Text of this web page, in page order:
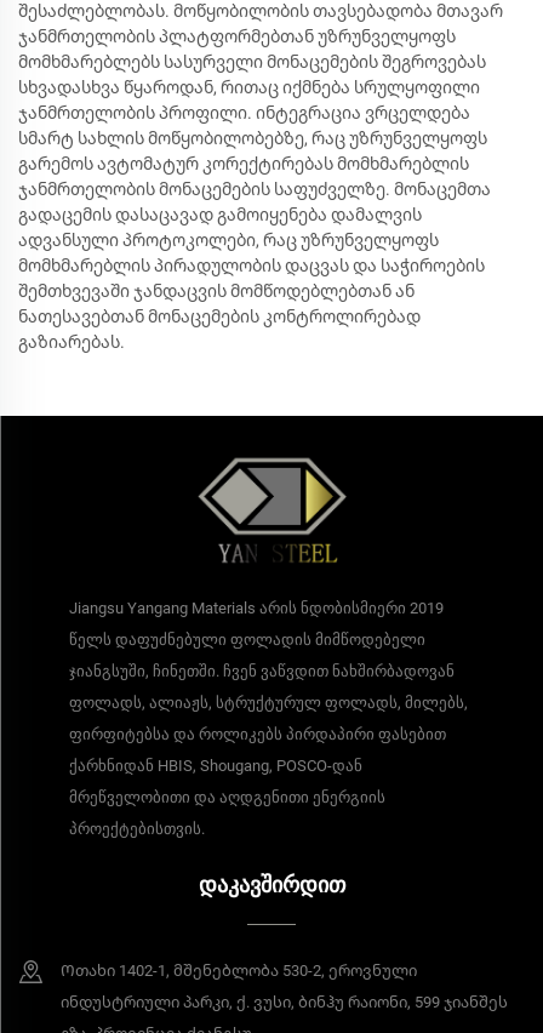
შესაძლებლობას. მოწყობილობის თავსებადობა მთავარ
ჯანმრთელობის პლატფორმებთან უზრუნველყოფს
მომხმარებლებს სასურველი მონაცემების შეგროვებას
სხვადასხვა წყაროდან, რითაც იქმნება სრულყოფილი
ჯანმრთელობის პროფილი. ინტეგრაცია ვრცელდება
სმარტ სახლის მოწყობილობებზე, რაც უზრუნველყოფს
გარემოს ავტომატურ კორექტირებას მომხმარებლის
ჯანმრთელობის მონაცემების საფუძველზე. მონაცემთა
გადაცემის დასაცავად გამოიყენება დამალვის
ადვანსული პროტოკოლები, რაც უზრუნველყოფს
მომხმარებლის პირადულობის დაცვას და საჭიროების
შემთხვევაში ჯანდაცვის მომწოდებლებთან ან
ნათესავებთან მონაცემების კონტროლირებად
გაზიარებას.
Jiangsu Yangang Materials არის ნდობისმიერი 2019
წელს დაფუძნებული ფოლადის მიმწოდებელი
ჯიანგსუში, ჩინეთში. ჩვენ ვაწვდით ნახშირბადოვან
ფოლადს, ალიაჟს, სტრუქტურულ ფოლადს, მილებს,
ფირფიტებსა და როლიკებს პირდაპირი ფასებით
ქარხნიდან HBIS, Shougang, POSCO-დან
მრეწველობითი და აღდგენითი ენერგიის
პროექტებისთვის.
ᲓᲐᲙᲐᲕᲨᲘᲠᲓᲘᲗ
Ოთახი 1402-1, მშენებლობა 530-2, ეროვნული
ინდუსტრიული პარკი, ქ. ვუსი, ბინჰუ რაიონი, 599 ჯიანშეს